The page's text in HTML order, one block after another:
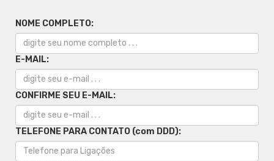
NOME COMPLETO:
E-MAIL:
CONFIRME SEU E-MAIL:
TELEFONE PARA CONTATO (com DDD):